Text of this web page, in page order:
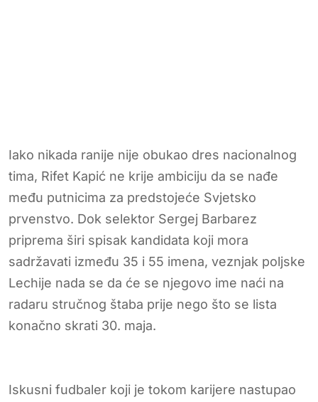
Iako nikada ranije nije obukao dres nacionalnog
tima, Rifet Kapić ne krije ambiciju da se nađe
među putnicima za predstojeće Svjetsko
prvenstvo. Dok selektor Sergej Barbarez
priprema širi spisak kandidata koji mora
sadržavati između 35 i 55 imena, veznjak poljske
Lechije nada se da će se njegovo ime naći na
radaru stručnog štaba prije nego što se lista
konačno skrati 30. maja.
Iskusni fudbaler koji je tokom karijere nastupao